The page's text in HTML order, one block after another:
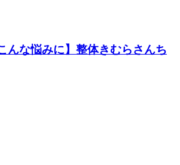
んな悩みに】整体きむらさんち